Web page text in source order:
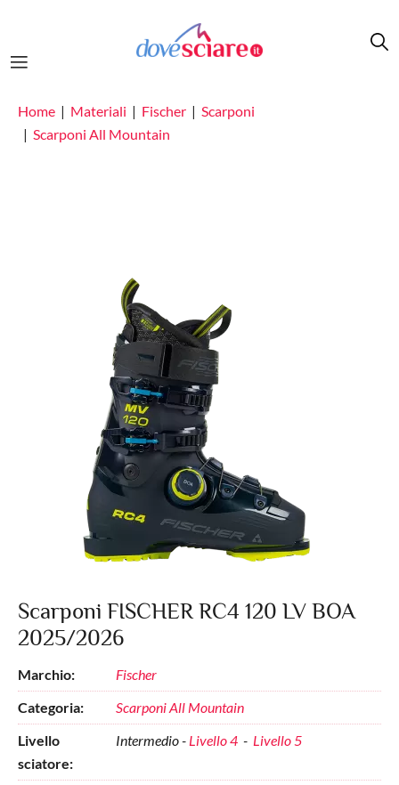
Home Materiali Fischer
Scarponi
Scarponi All Mountain
Scarponi FISCHER RC4 120 LV BOA
2025/2026
Marchio:
Fischer
Categoria:
Scarponi All Mountain
Livello
sciatore:
Intermedio - Livello 4 - Livello 5